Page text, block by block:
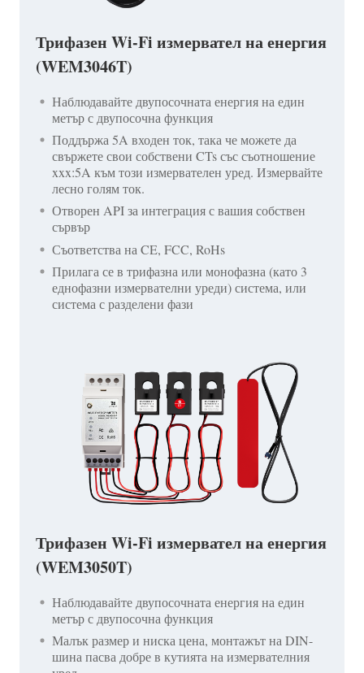
Трифазен Wi-Fi измервател на енергия
(WEM3046T)
Наблюдавайте двупосочната енергия на един
метър с двупосочна функция
Поддържа 5A входен ток, така че можете да
свържете свои собствени CTs със съотношение
xxx:5A към този измервателен уред. Измервайте
лесно голям ток.
Отворен API за интеграция с вашия собствен
сървър
Съответства на CE, FCC, RoHs
Прилага се в трифазна или монофазна (като 3
еднофазни измервателни уреди) система, или
система с разделени фази
Трифазен Wi-Fi измервател на енергия
(WEM3050T)
Наблюдавайте двупосочната енергия на един
метър с двупосочна функция
Малък размер и ниска цена, монтажът на DIN-
шина пасва добре в кутията на измервателния